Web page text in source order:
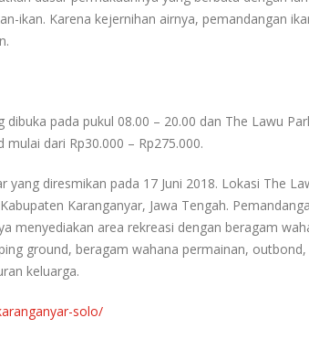
ikan. Karena kejernihan airnya, pemandangan
pada pukul 08.00 – 20.00 dan The Lawu
dari Rp30.000 – Rp275.000.
diresmikan pada 17 Juni 2018. Lokasi The
Karanganyar, Jawa Tengah.
menyediakan area rekreasi dengan beragam
ground, beragam wahana permainan, outbond,
keluarga.
solo/